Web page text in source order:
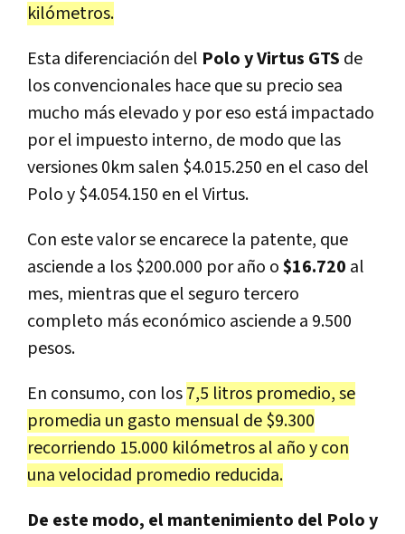
kilómetros.
Esta diferenciación del Polo y Virtus GTS de
los convencionales hace que su precio sea
mucho más elevado y por eso está impactado
por el impuesto interno, de modo que las
versiones 0km salen $4.015.250 en el caso del
Polo y $4.054.150 en el Virtus.
Con este valor se encarece la patente, que
asciende a los $200.000 por año o$16.720 al
mes, mientras que el seguro tercero
completo más económico asciende a 9.500
pesos.
En consumo, con los7,5 litros promedio, se
promedia un gasto mensual de $9.300
recorriendo 15.000 kilómetros al año y con
una velocidad promedio reducida.
De este modo, el mantenimiento del Polo y